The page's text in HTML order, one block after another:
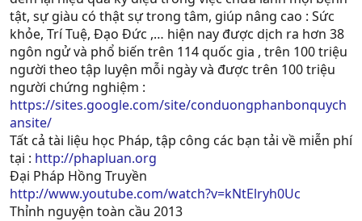
tật, sự giàu có thật sự trong tâm, giúp nâng cao : Sức
khỏe, Trí Tuệ, Ðạo Ðức ,… hiện nay được dịch ra hơn 38
ngôn ngử và phổ biến trên 114 quốc gia , trên 100 triệu
người theo tập luyện mỗi ngày và được trên 100 triệu
người chứng nghiệm :
https://sites.google.com/site/conduongphanbonquych
ansite/
Tất cả tài liệu học Pháp, tập công các bạn tải về miễn phí
tại : http://phapluan.org
Đại Pháp Hồng Truyền
http://www.youtube.com/watch?v=kNtElryh0Uc
Thỉnh nguyện toàn cầu 2013